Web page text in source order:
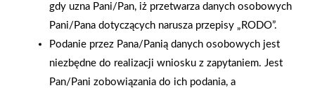
gdy uzna Pani/Pan, iż przetwarza danych osobowych
Pani/Pana dotyczących narusza przepisy „RODO”.
Podanie przez Pana/Panią danych osobowych jest
niezbędne do realizacji wniosku z zapytaniem. Jest
Pan/Pani zobowiązania do ich podania, a